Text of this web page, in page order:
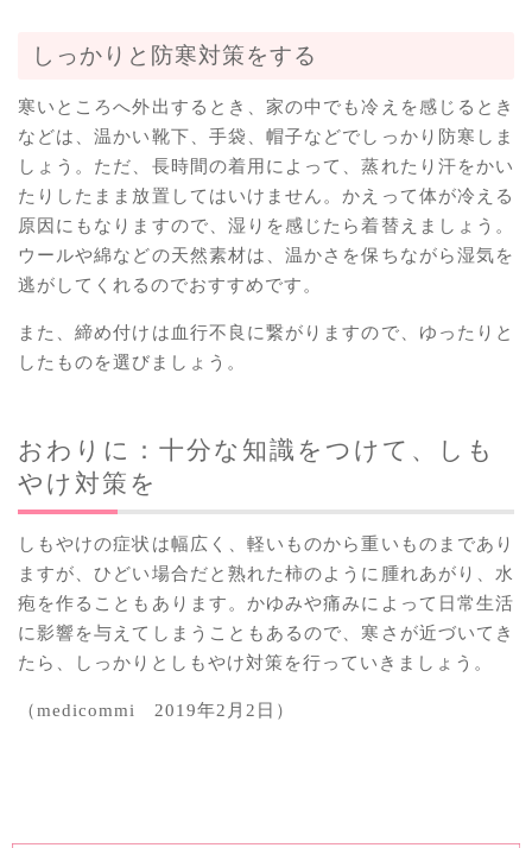
しっかりと防寒対策をする
寒いところへ外出するとき、家の中でも冷えを感じるとき
などは、温かい靴下、手袋、帽子などでしっかり防寒しま
しょう。ただ、長時間の着用によって、蒸れたり汗をかい
たりしたまま放置してはいけません。かえって体が冷える
原因にもなりますので、湿りを感じたら着替えましょう。
ウールや綿などの天然素材は、温かさを保ちながら湿気を
逃がしてくれるのでおすすめです。
また、締め付けは血行不良に繋がりますので、ゆったりと
したものを選びましょう。
おわりに：十分な知識をつけて、しも
やけ対策を
しもやけの症状は幅広く、軽いものから重いものまであり
ますが、ひどい場合だと熟れた柿のように腫れあがり、水
疱を作ることもあります。かゆみや痛みによって日常生活
に影響を与えてしまうこともあるので、寒さが近づいてき
たら、しっかりとしもやけ対策を行っていきましょう。
（medicommi 2019年2月2日）